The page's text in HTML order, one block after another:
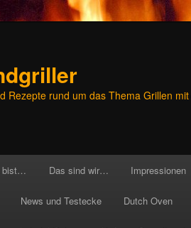
Rezepte rund um das Thema Grillen
bist… Das sind wir… Impressionen
News und Testecke Dutch Oven